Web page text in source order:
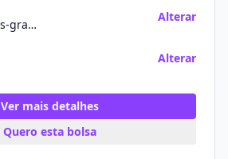
Especialização (pós-graduação)
Alterar
Alterar
Ver mais detalhes
Quero esta bolsa